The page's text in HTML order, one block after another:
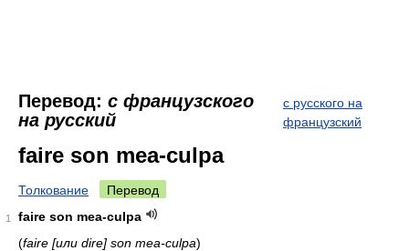
Перевод: с французского
на русский
с русского на
французский
faire son mea-culpa
Толкование Перевод
1
faire son mea-culpa
(faire [или dire] son mea-culpa)